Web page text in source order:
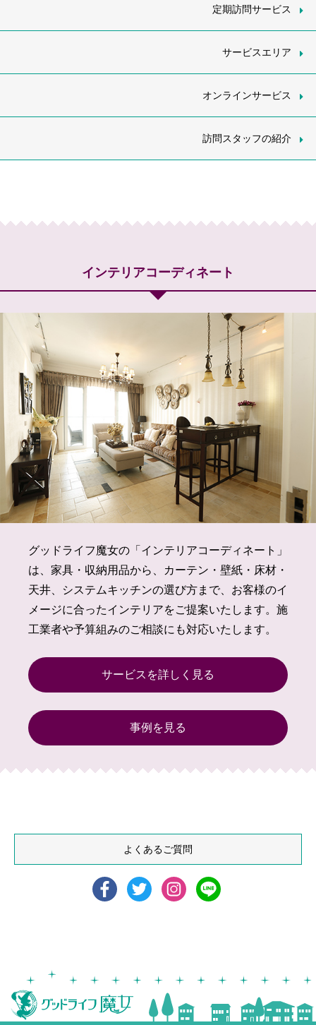
定期訪問サービス
サービスエリア
オンラインサービス
訪問スタッフの紹介
インテリアコーディネート
グッドライフ魔女の「インテリアコーディネート」
は、家具・収納用品から、カーテン・壁紙・床材・
天井、システムキッチンの選び方まで、お客様のイ
メージに合ったインテリアをご提案いたします。施
工業者や予算組みのご相談にも対応いたします。
サービスを詳しく見る
事例を見る
よくあるご質問